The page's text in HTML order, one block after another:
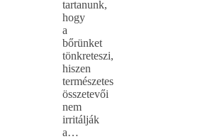
tartanunk,
hogy
a
bőrünket
tönkreteszi,
hiszen
természetes
összetevői
nem
irritálják
a…